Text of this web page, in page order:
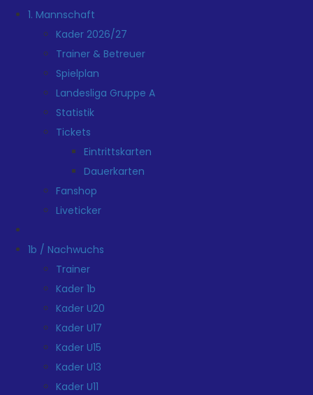
1. Mannschaft
Kader 2026/27
Trainer & Betreuer
Spielplan
Landesliga Gruppe A
Statistik
Tickets
Eintrittskarten
Dauerkarten
Fanshop
Liveticker
1b / Nachwuchs
Trainer
Kader 1b
Kader U20
Kader U17
Kader U15
Kader U13
Kader U11